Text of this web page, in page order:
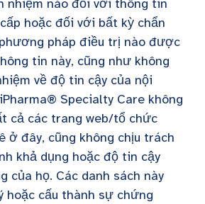
nhiệm nào đối với thông tin
hoặc đối với bất kỳ chẩn
pháp điều trị nào được
tin này, cũng như không
về độ tin cậy của nội
Specialty Care không
cả các trang web/tổ chức
ở đây, cũng không chịu trách
khả dụng hoặc độ tin cậy
của họ. Các danh sách này
hoặc cấu thành sự chứng